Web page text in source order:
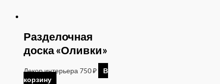
Разделочная
доска «Оливки»
Декор интерьера 750₽
В
корзину